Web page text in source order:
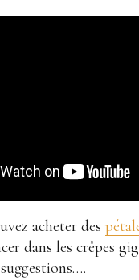
acheter des
dans les crêpes